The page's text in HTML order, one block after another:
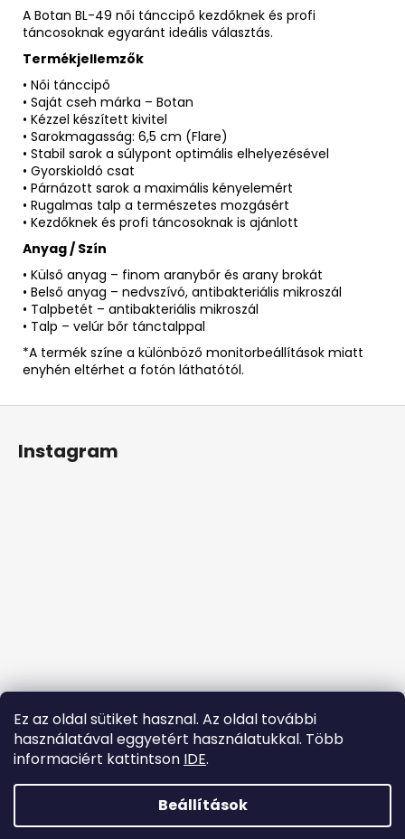
Ez az oldal sütiket hasznal. Az oldal további
használatával eggyetért használatukkal. Több
informaciért kattintson IDE.
Beállítások
A Botan BL-49 női tánccipő kezdőknek és profi
táncosoknak egyaránt ideális választás.
Termékjellemzők
• Női tánccipő
• Saját cseh márka – Botan
• Kézzel készített kivitel
• Sarokmagasság: 6,5 cm (Flare)
• Stabil sarok a súlypont optimális elhelyezésével
• Gyorskioldó csat
• Párnázott sarok a maximális kényelemért
• Rugalmas talp a természetes mozgásért
• Kezdőknek és profi táncosoknak is ajánlott
Anyag / Szín
• Külső anyag – finom aranybőr és arany brokát
• Belső anyag – nedvszívó, antibakteriális mikroszál
• Talpbetét – antibakteriális mikroszál
• Talp – velúr bőr tánctalppal
*A termék színe a különböző monitorbeállítások miatt
enyhén eltérhet a fotón láthatótól.
Instagram